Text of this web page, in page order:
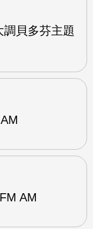
貝多芬主題
AM